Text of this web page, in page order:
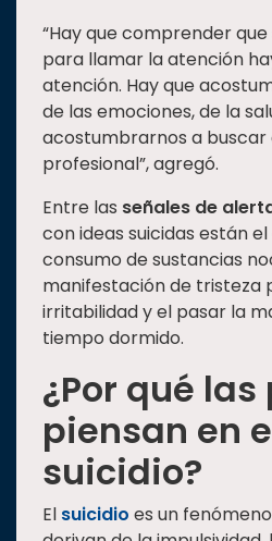
“Hay que comprender
para llamar la atención
atención. Hay que
de las emociones, de la
acostumbrarnos a buscar
profesional”, agregó.
Entre las señales de
con ideas suicidas están
consumo de sustancias
manifestación de tristeza
irritabilidad y el pasar la
tiempo dormido.
¿Por qué
piensan en
suicidio?
El suicidio es un